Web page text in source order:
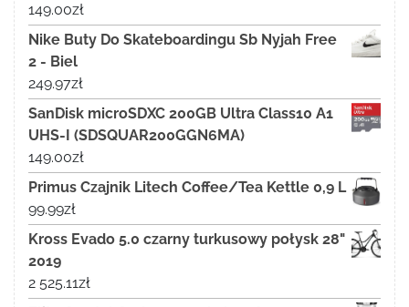
149.00zł
Nike Buty Do Skateboardingu Sb Nyjah Free
2 - Biel
249.97zł
SanDisk microSDXC 200GB Ultra Class10 A1
UHS-I (SDSQUAR200GGN6MA)
149.00zł
Primus Czajnik Litech Coffee/Tea Kettle 0,9 L
99.99zł
Kross Evado 5.0 czarny turkusowy połysk 28"
2019
2 525.11zł